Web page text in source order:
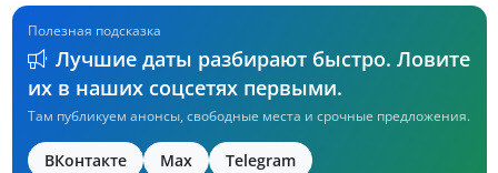
Полезная подсказка
Лучшие даты разбирают быстро. Ловите
их в наших соцсетях первыми.
Там публикуем анонсы, свободные места и срочные предложения.
ВКонтакте Max Telegram